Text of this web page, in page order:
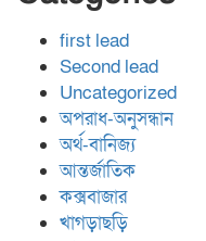
first lead
Second lead
Uncategorized
অপরাধ-অনুসন্ধান
অর্থ-বানিজ্য
আন্তর্জাতিক
কক্সবাজার
খাগড়াছড়ি